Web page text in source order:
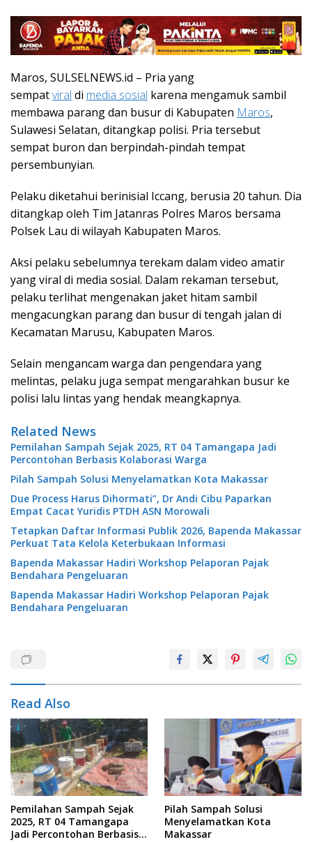
Maros, SULSELNEWS.id – Pria yang
sempatviral di media sosial karena mengamuk sambil
membawa parang dan busur di Kabupaten Maros,
Sulawesi Selatan, ditangkap polisi. Pria tersebut
sempat buron dan berpindah-pindah tempat
persembunyian.
Pelaku diketahui berinisial Iccang, berusia 20 tahun. Dia
ditangkap oleh Tim Jatanras Polres Maros bersama
Polsek Lau di wilayah Kabupaten Maros.
Aksi pelaku sebelumnya terekam dalam video amatir
yang viral di media sosial. Dalam rekaman tersebut,
pelaku terlihat mengenakan jaket hitam sambil
mengacungkan parang dan busur di tengah jalan di
Kecamatan Marusu, Kabupaten Maros.
Selain mengancam warga dan pengendara yang
melintas, pelaku juga sempat mengarahkan busur ke
polisi lalu lintas yang hendak meangkapnya.
Related News
Pemilahan Sampah Sejak 2025, RT 04 Tamangapa Jadi
Percontohan Berbasis Kolaborasi Warga
Pilah Sampah Solusi Menyelamatkan Kota Makassar
Due Process Harus Dihormati”, Dr Andi Cibu Paparkan
Empat Cacat Yuridis PTDH ASN Morowali
Tetapkan Daftar Informasi Publik 2026, Bapenda Makassar
Perkuat Tata Kelola Keterbukaan Informasi
Bapenda Makassar Hadiri Workshop Pelaporan Pajak
Bendahara Pengeluaran
Bapenda Makassar Hadiri Workshop Pelaporan Pajak
Bendahara Pengeluaran
Read Also
Pemilahan Sampah Sejak
2025, RT 04 Tamangapa
Jadi Percontohan Berbasis
Pilah Sampah Solusi
Menyelamatkan Kota
Makassar